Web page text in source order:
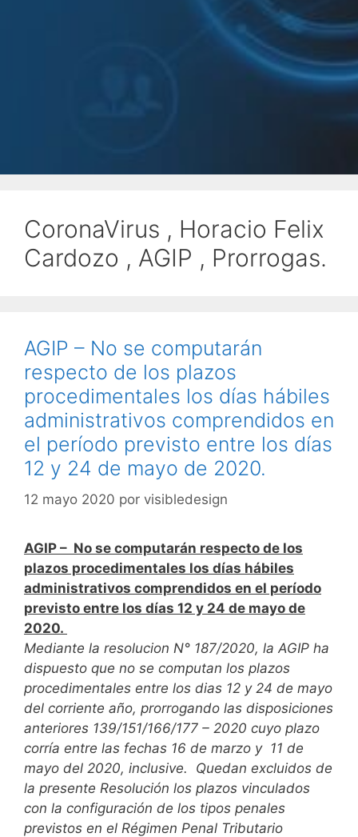
CoronaVirus , Horacio Felix
Cardozo , AGIP , Prorrogas.
AGIP – No se computarán
respecto de los plazos
procedimentales los días hábiles
administrativos comprendidos en
el período previsto entre los días
12 y 24 de mayo de 2020.
12 mayo 2020 por visibledesign
AGIP – No se computarán respecto de los
plazos procedimentales los días hábiles
administrativos comprendidos en el período
previsto entre los días 12 y 24 de mayo de
2020.
Mediante la resolucion N° 187/2020, la AGIP ha
dispuesto que no se computan los plazos
procedimentales entre los dias 12 y 24 de mayo
del corriente año, prorrogando las disposiciones
anteriores 139/151/166/177 – 2020 cuyo plazo
corría entre las fechas 16 de marzo y 11 de
mayo del 2020, inclusive. Quedan excluidos de
la presente Resolución los plazos vinculados
con la configuración de los tipos penales
previstos en el Régimen Penal Tributario